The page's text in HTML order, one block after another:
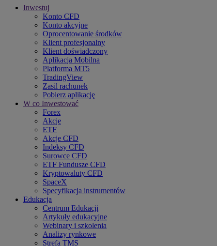
Inwestuj
Konto CFD
Konto akcyjne
Oprocentowanie środków
Klient profesjonalny
Klient doświadczony
Aplikacja Mobilna
Platforma MT5
TradingView
Zasil rachunek
Pobierz aplikację
W co Inwestować
Forex
Akcje
ETF
Akcje CFD
Indeksy CFD
Surowce CFD
ETF Fundusze CFD
Kryptowaluty CFD
SpaceX
Specyfikacja instrumentów
Edukacja
Centrum Edukacji
Artykuły edukacyjne
Webinary i szkolenia
Analizy rynkowe
Strefa TMS